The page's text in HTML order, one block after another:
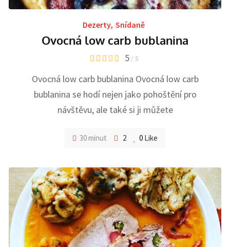
Dezerty, Snídaně
Ovocná low carb bublanina
5 / 5
Ovocná low carb bublanina Ovocná low carb
bublanina se hodí nejen jako pohoštění pro
návštěvu, ale také si ji můžete
30 minut 2 0 Like